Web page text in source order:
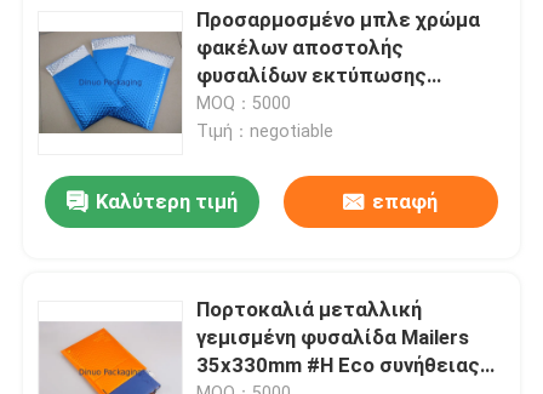
Έλεγχος ποιότητας
Ειδήσεις
Τσάντες αλληλογραφίας φυσαλίδας
Προσαρμοσμένο μπλε χρώμα
φακέλων αποστολής
φυσαλίδων εκτύπωσης
μεταλλικό για τη ναυτιλία
MOQ：5000
Τιμή：negotiable
Καλύτερη τιμή επαφή
Πορτοκαλιά μεταλλική
γεμισμένη φυσαλίδα Mailers
35x330mm #H Eco συνήθειας